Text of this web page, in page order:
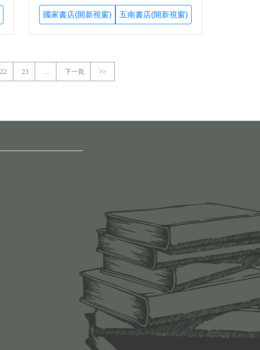
國家書店(開新視窗) 五南書店(開新視窗)
22 23 下一頁 >>